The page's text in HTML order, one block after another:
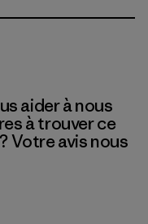
aider à nous
à trouver ce
Votre avis nous